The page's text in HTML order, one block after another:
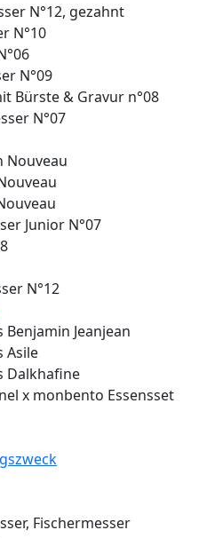
N°12, gezahnt
N°10
N°09
Bürste & Gravur n°08
N°07
Nouveau
Junior N°07
N°12
Benjamin Jeanjean
Asile
Dalkhafine
x monbento Essensset
Fischermesser